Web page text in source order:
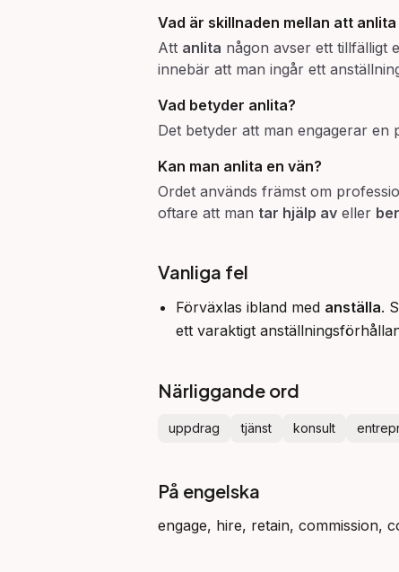
Vad är skillnaden mellan att anlita
Att anlita någon avser ett tillfälligt
innebär att man ingår ett
Vad betyder anlita?
Det betyder att man engagerar
Kan man anlita en vän?
Ordet används främst om
oftare att man tar hjälp av eller
Vanliga fel
Förväxlas ibland med anställa.
ett varaktigt
Närliggande ord
uppdrag tjänst konsult
På engelska
engage, hire, retain, commission,